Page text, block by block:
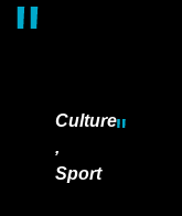
Culture
,
Sport